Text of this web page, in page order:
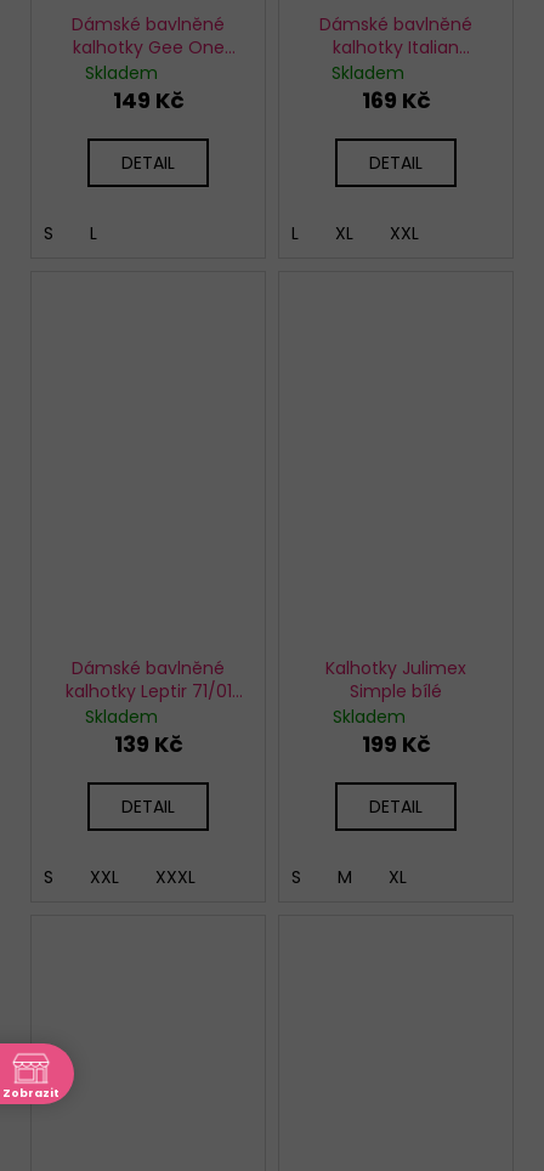
Dámské bavlněné
kalhotky Gee One
Wiktoria mini bílá
Skladem
149 Kč
DETAIL
S L
Dámské bavlněné
kalhotky Italian
Fashion Cleo maxi bílá
Skladem
169 Kč
DETAIL
L XL XXL
Dámské bavlněné
kalhotky Leptir 71/01
bílé
Skladem
139 Kč
DETAIL
S XXL XXXL
Kalhotky Julimex
Simple bílé
Skladem
199 Kč
DETAIL
S M XL
Zobrazit